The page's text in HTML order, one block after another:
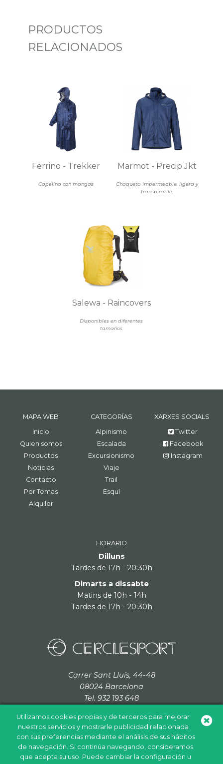
Utilizamos cookies propias y de terceros para mejorar
nuestros servicios y mostrarle publicidad relacionada
con sus preferencias mediante el análisis de sus hábitos
de navegación. Si continúa navegando, consideramos
que acepta su uso. Puede cambiar la configuración u
PRODUCTOS
RELACIONADOS
Capelina con mangas
Ferrino - Trekker
Chaqueta impermeable, ligera y
transpirable.
Marmot - Precip Jkt
Disponibles en diferentes
tamaños
Salewa - Raincovers
MAPA WEB
Inicio
Quien somos
Productos
Noticias
Contacto
Por Temas
Alquiler
CATEGORÍAS
Alpinismo
Escalada
Excursionismo
Viaje
Trail
Esquí
XARXES SOCIALS
Twitter
Facebook
Instagram
HORARIO
Dilluns
Tardes de 17h - 20:30h
Dimarts a dissabte
Matins de 10h - 14h
Tardes de 17h - 20:30h
Carrer Sant Lluís, 44-48
08024 Barcelona
Tel. 932 193 648
Política de cookies Política de privacidad Aviso legal